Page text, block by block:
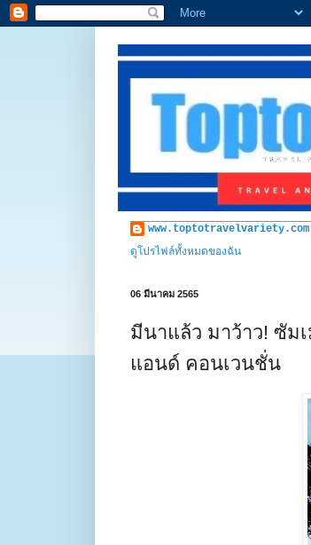
www.toptotravelvariety.com
ดูโปรไฟล์ทั้งหมดของฉัน
06 มีนาคม 2565
มีนาแล้ว มาว้าว! ซัม
แอนด์ คอนเวนชั่น